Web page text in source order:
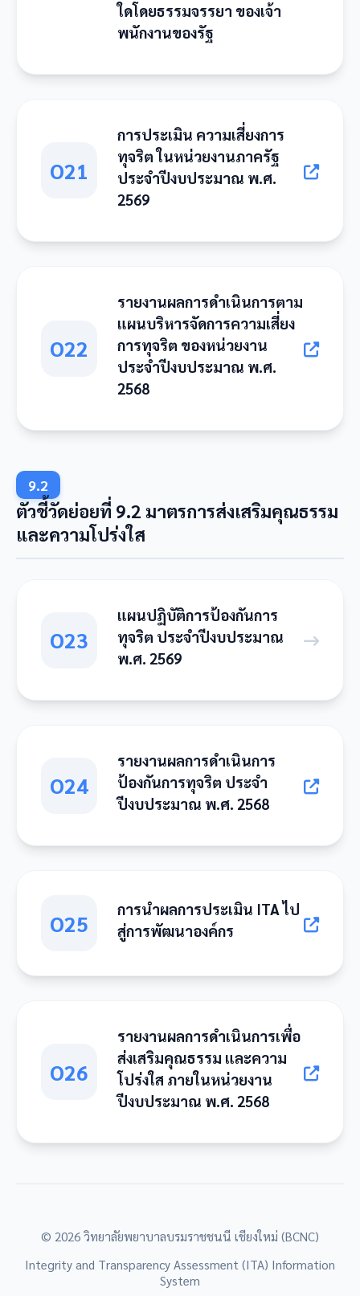
ใดโดยธรรมจรรยา ของเจ้า
พนักงานของรัฐ
O21
การประเมิน ความเสี่ยงการ
ทุจริต ในหน่วยงานภาครัฐ
ประจำปีงบประมาณ พ.ศ.
2569
O22
รายงานผลการดำเนินการตาม
แผนบริหารจัดการความเสี่ยง
การทุจริต ของหน่วยงาน
ประจำปีงบประมาณ พ.ศ.
2568
9.2
ตัวชี้วัดย่อยที่ 9.2 มาตรการส่งเสริมคุณธรรม
และความโปร่งใส
O23
แผนปฏิบัติการป้องกันการ
ทุจริต ประจำปีงบประมาณ
พ.ศ. 2569
O24
รายงานผลการดำเนินการ
ป้องกันการทุจริต ประจำ
ปีงบประมาณ พ.ศ. 2568
O25
การนำผลการประเมิน ITA ไป
สู่การพัฒนาองค์กร
O26
รายงานผลการดำเนินการเพื่อ
ส่งเสริมคุณธรรม และความ
โปร่งใส ภายในหน่วยงาน
ปีงบประมาณ พ.ศ. 2568
© 2026 วิทยาลัยพยาบาลบรมราชชนนี เชียงใหม่ (BCNC)
Integrity and Transparency Assessment (ITA) Information
System